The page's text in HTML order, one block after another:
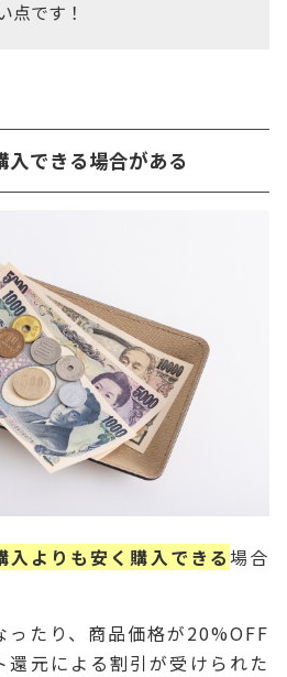
点です！
できる場合がある
入よりも安く購入できる場合
ったり、商品価格が20%OFF
還元による割引が受けられた